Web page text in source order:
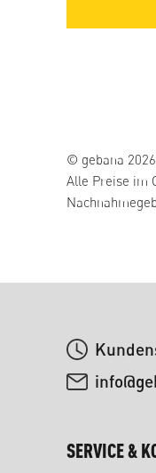
© gebana
Alle Preise im
SERVICE &